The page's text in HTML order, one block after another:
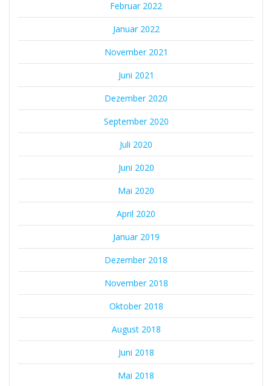
Februar 2022
Januar 2022
November 2021
Juni 2021
Dezember 2020
September 2020
Juli 2020
Juni 2020
Mai 2020
April 2020
Januar 2019
Dezember 2018
November 2018
Oktober 2018
August 2018
Juni 2018
Mai 2018